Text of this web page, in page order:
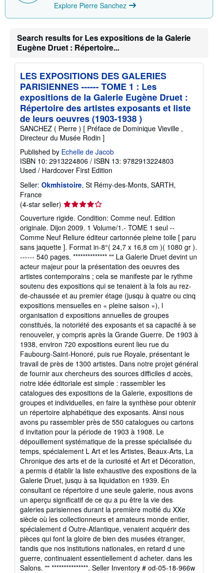
Explore Pierre Sanchez
Search results for Les expositions de la Galerie
Eugène Druet : Répertoire...
LES EXPOSITIONS DES GALERIES
PARISIENNES ------ TOME 1 : Les
expositions de la Galerie Eugène Druet :
Répertoire des artistes exposants et liste
de leurs oeuvres (1903-1938 )
SANCHEZ ( Pierre ) [ Préface de Dominique Vieville ,
Directeur du Musée Rodin ]
Published by Echelle de Jacob
ISBN 10: 2913224806 / ISBN 13: 9782913224803
Used / Hardcover First Edition
Seller: Okmhistoire, St Rémy-des-Monts, SARTH,
France
(4-star seller) Seller
rating
4
out
of
5
stars
Couverture rigide. Condition: Comme neuf. Edition
originale. Dijon 2009. 1 Volume/1.- TOME 1 seul --
Comme Neuf Reliure éditeur cartonnée pleine toile [ paru
sans jaquette ]. Format in-8°( 24,7 x 16,8 cm )( 1080 gr ).
------ 540 pages. ************** "" La Galerie Druet devint un
acteur majeur pour la présentation des oeuvres des
artistes contemporains ; cela se manifeste par le rythme
soutenu des expositions qui se tenaient à la fois au rez-
de-chaussée et au premier étage (jusqu à quatre ou cinq
expositions mensuelles en « pleine saison »), l
organisation d expositions annuelles de groupes
constitués, la notoriété des exposants et sa capacité à se
renouveler, y compris après la Grande Guerre. De 1903 à
1938, environ 720 expositions eurent lieu rue du
Faubourg-Saint-Honoré, puis rue Royale, présentant le
travail de près de 1300 artistes. Dans notre projet général
de fournir aux chercheurs des sources difficiles d accès,
notre idée éditoriale est simple : rassembler les
catalogues des expositions de la Galerie, expositions de
groupes et individuelles, en faire la synthèse pour obtenir
un répertoire alphabétique des exposants. Ainsi nous
avons pu rassembler près de 550 catalogues ou cartons
d invitation pour la période de 1903 à 1908. Le
dépouillement systématique de la presse spécialisée du
temps, spécialement L Art et les Artistes, Beaux-Arts, La
Chronique des arts et de la curiosité et Art et Décoration,
a permis d établir la liste exhaustive des expositions de la
Galerie Druet, jusqu à sa liquidation en 1939. En
consultant ce répertoire d une seule galerie, nous avons
un aperçu significatif de ce qu a pu être la vie des
galeries parisiennes durant la première moitié du XXe
siècle où les collectionneurs et amateurs monde entier,
spécialement d Outre-Atlantique, venaient acquérir des
pièces qui font la gloire de bien des musées étranger,
tandis que nos institutions nationales, en retard d une
guerre, continuaient essentiellement d acheter. dans les
Salons. "" ***************. Seller Inventory # od-05-18-966w